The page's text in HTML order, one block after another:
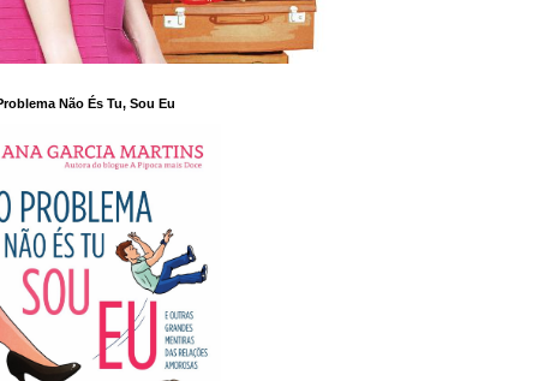
Não És Tu, Sou Eu